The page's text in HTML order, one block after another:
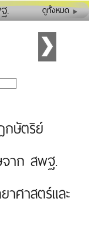
. ดูทั้งหมด
กษัตริย์
าก สพฐ.
ศาสตร์และ